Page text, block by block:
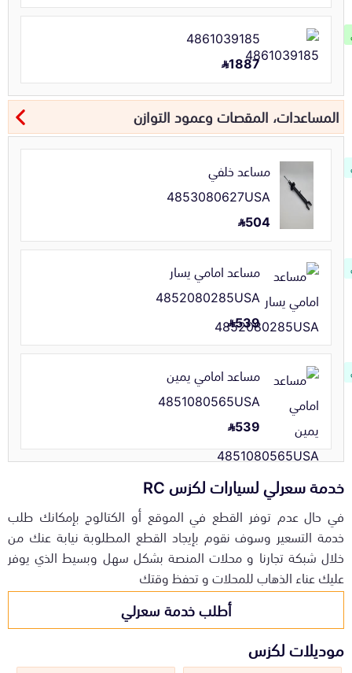
4861039185
1887
المساعدات، المقصات وعمود التوازن
مساعد خلفي
4853080627USA
504
مساعد امامي يسار
4852080285USA
539
مساعد امامي يمين
4851080565USA
539
خدمة سعرلي لسيارات لكزس RC
في حال عدم توفر القطع في الموقع أو الكتالوج بإمكانك طلب
خدمة التسعير وسوف نقوم بإيجاد القطع المطلوبة نيابة عنك من
خلال شبكة تجارنا و محلات المنصة بشكل سهل وبسيط الذي يوفر
عليك عناء الذهاب للمحلات و تحفظ وقتك
أطلب خدمة سعرلي
موديلات لكزس